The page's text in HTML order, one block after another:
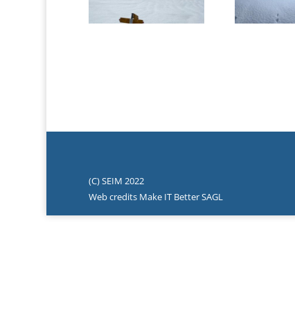
(C) SEIM 2022
Web credits Make IT Better SAGL